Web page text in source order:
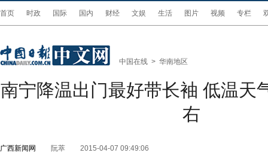
首页 时政 国际 国内 财经 文娱 生活 图片 视频 专栏
中国在线 > 华南地区
南宁降温出门最好带长袖 低温天
右
广西新闻网 阮萃 2015-04-07 09:49:06